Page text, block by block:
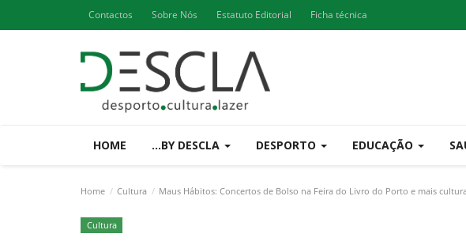
Contactos Sobre Nós Estatuto Editorial Ficha técnica
HOME ...BY DESCLA DESPORTO EDUCAÇÃO
Home Cultura Maus Hábitos: Concertos de Bolso na Feira do Livro do Porto e mais
Cultura